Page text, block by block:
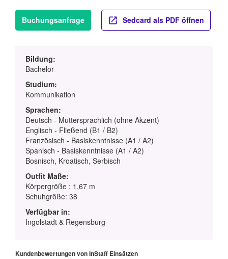
Buchungsanfrage Sedcard als PDF öffnen
Bildung:
Bachelor
Studium:
Kommunikation
Sprachen:
Deutsch - Muttersprachlich (ohne Akzent)
Englisch - Fließend (B1 / B2)
Französisch - Basiskenntnisse (A1 / A2)
Spanisch - Basiskenntnisse (A1 / A2)
Bosnisch, Kroatisch, Serbisch
Outfit Maße:
Körpergröße : 1,67 m
Schuhgröße: 38
Verfügbar in:
Ingolstadt & Regensburg
Kundenbewertungen von InStaff Einsätzen